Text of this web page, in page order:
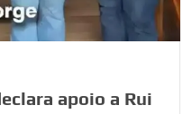
apoio a Rui